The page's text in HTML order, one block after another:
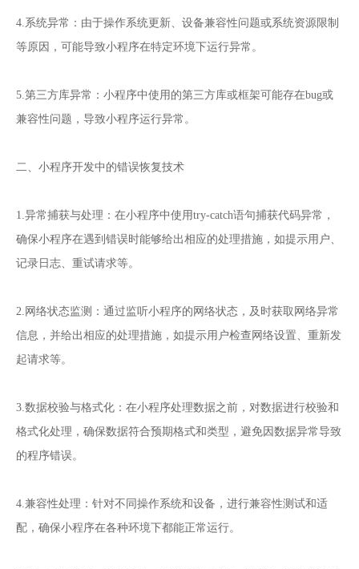
4.系统异常：由于操作系统更新、设备兼容性问题或系统资源限制
等原因，可能导致小程序在特定环境下运行异常。
5.第三方库异常：小程序中使用的第三方库或框架可能存在bug或
兼容性问题，导致小程序运行异常。
二、小程序开发中的错误恢复技术
1.异常捕获与处理：在小程序中使用try-catch语句捕获代码异常，
确保小程序在遇到错误时能够给出相应的处理措施，如提示用户、
记录日志、重试请求等。
2.网络状态监测：通过监听小程序的网络状态，及时获取网络异常
信息，并给出相应的处理措施，如提示用户检查网络设置、重新发
起请求等。
3.数据校验与格式化：在小程序处理数据之前，对数据进行校验和
格式化处理，确保数据符合预期格式和类型，避免因数据异常导致
的程序错误。
4.兼容性处理：针对不同操作系统和设备，进行兼容性测试和适
配，确保小程序在各种环境下都能正常运行。